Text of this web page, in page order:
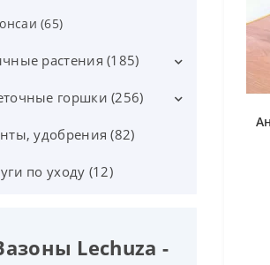
(65)
растения (185)
кустарники (25)
кустарники (52)
деревья и
деревья (32)
горшки (256)
Лечуза, Аксессуары
удобрения (82)
по уходу (12)
Lechuza -